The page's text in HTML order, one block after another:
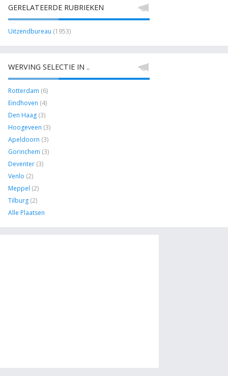
GERELATEERDE RUBRIEKEN
Uitzendbureau (1953)
WERVING SELECTIE IN ..
Rotterdam (6)
Eindhoven (4)
Den Haag (3)
Hoogeveen (3)
Apeldoorn (3)
Gorinchem (3)
Deventer (3)
Venlo (2)
Meppel (2)
Tilburg (2)
Alle Plaatsen